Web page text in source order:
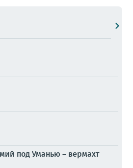
под Уманью – вермахт